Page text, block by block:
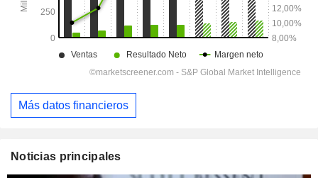
Más datos financieros
Noticias principales